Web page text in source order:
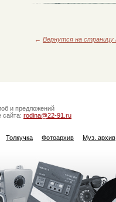
← Вернутся на страницу
и предложений
сайта: rodina@22-91.ru
Толкучка Фотоархив Муз. архив